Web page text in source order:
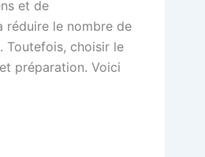
et de
réduire le nombre de
Toutefois, choisir le
préparation. Voici